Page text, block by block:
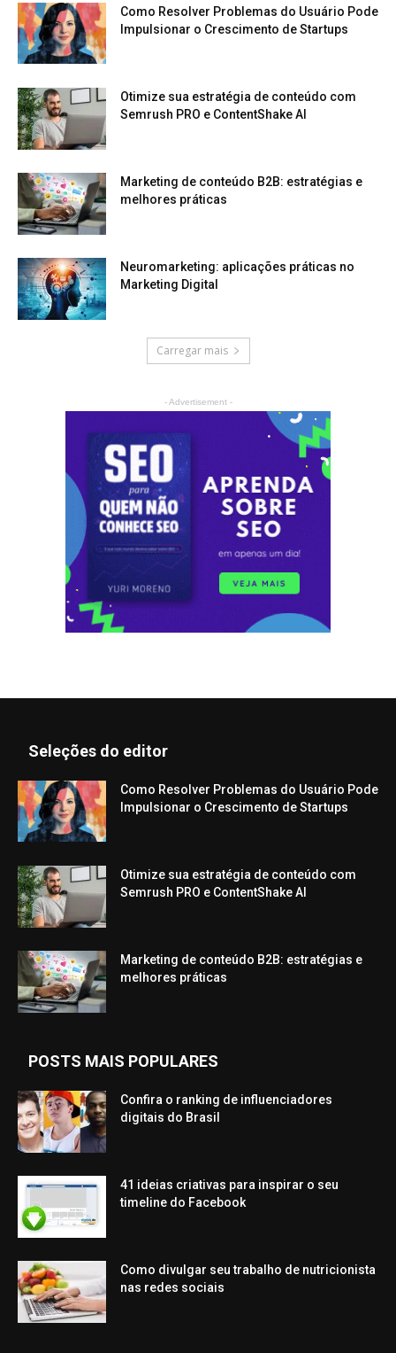
Como Resolver Problemas do Usuário Pode
Impulsionar o Crescimento de Startups
Otimize sua estratégia de conteúdo com
Semrush PRO e ContentShake AI
Marketing de conteúdo B2B: estratégias e
melhores práticas
Neuromarketing: aplicações práticas no
Marketing Digital
Carregar mais
- Advertisement -
Seleções do editor
Como Resolver Problemas do Usuário Pode
Impulsionar o Crescimento de Startups
Otimize sua estratégia de conteúdo com
Semrush PRO e ContentShake AI
Marketing de conteúdo B2B: estratégias e
melhores práticas
POSTS MAIS POPULARES
Confira o ranking de influenciadores
digitais do Brasil
41 ideias criativas para inspirar o seu
timeline do Facebook
Como divulgar seu trabalho de nutricionista
nas redes sociais